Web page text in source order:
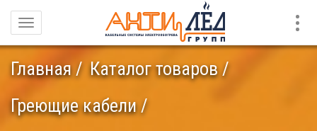
Навигация
Главная
Каталог товаров
Греющие кабели